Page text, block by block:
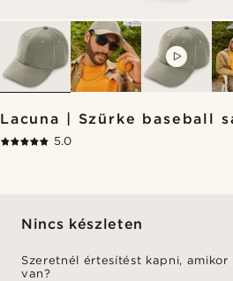
Lacuna | Szürke baseball
5.0
Nincs készleten
Szeretnél értesítést kapni,
van?